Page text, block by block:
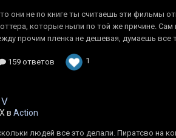
они не по книге ты считаешь эти фильмы
которые ныли по той же причине. Сам
прочим пленка не дешевая, думаешь все
159 ответов 1
в Action
людей все это делали. Пиратсво на